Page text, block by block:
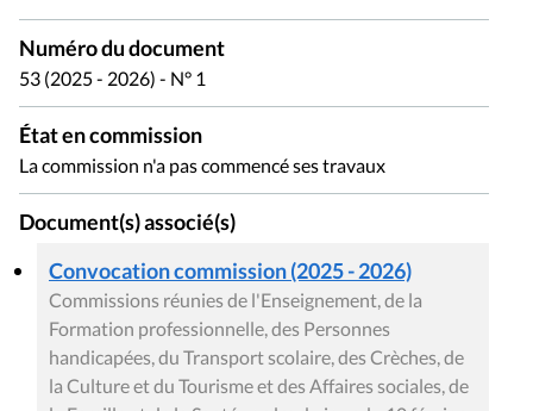
Numéro du document
53 (2025 - 2026) - N° 1
État en commission
La commission n'a pas commencé ses travaux
Document(s) associé(s)
Convocation commission (2025 - 2026)
Commissions réunies de l'Enseignement, de la
Formation professionnelle, des Personnes
handicapées, du Transport scolaire, des Crèches, de
la Culture et du Tourisme et des Affaires sociales, de